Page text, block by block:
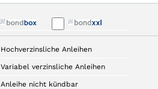
Hochverzinsliche Anleihen
Variabel verzinsliche Anleihen
Anleihe nicht kündbar